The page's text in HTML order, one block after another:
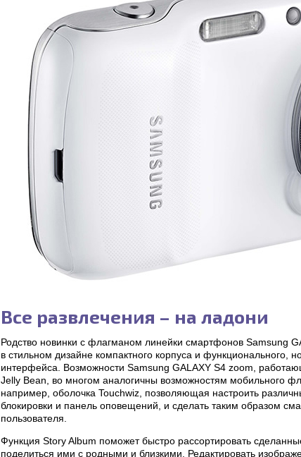
Все развлечения – на ладони
Родство новинки с флагманом линейки смартфонов Samsung
в стильном дизайне компактного корпуса и функционального,
интерфейса. Возможности Samsung GALAXY S4 zoom,
Jelly Bean, во многом аналогичны возможностям мобильного
например, оболочка Touchwiz, позволяющая настроить
блокировки и панель оповещений, и сделать таким образом
пользователя.
Функция Story Album поможет быстро рассортировать
поделиться ими с родными и близкими. Редактировать